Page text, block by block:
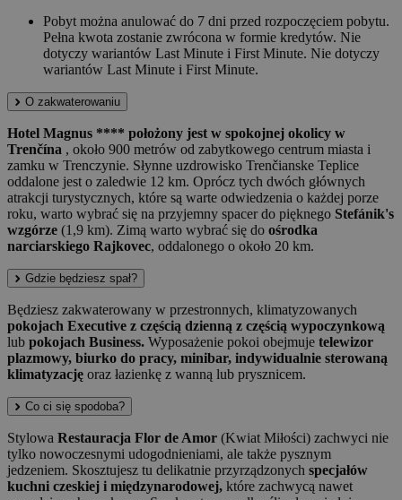
Pobyt można anulować do 7 dni przed rozpoczęciem pobytu.
Pełna kwota zostanie zwrócona w formie kredytów. Nie
dotyczy wariantów Last Minute i First Minute. Nie dotyczy
wariantów Last Minute i First Minute.
O zakwaterowaniu
Hotel Magnus **** położony jest w spokojnej okolicy w
Trenčína , około 900 metrów od zabytkowego centrum miasta i
zamku w Trenczynie. Słynne uzdrowisko Trenčianske Teplice
oddalone jest o zaledwie 12 km. Oprócz tych dwóch głównych
atrakcji turystycznych, które są warte odwiedzenia o każdej porze
roku, warto wybrać się na przyjemny spacer do pięknego Stefánik's
wzgórze (1,9 km). Zimą warto wybrać się do ośrodka
narciarskiego Rajkovec, oddalonego o około 20 km.
Gdzie będziesz spał?
Będziesz zakwaterowany w przestronnych, klimatyzowanych
pokojach Executive z częścią dzienną z częścią wypoczynkową
lub pokojach Business. Wyposażenie pokoi obejmuje telewizor
plazmowy, biurko do pracy, minibar, indywidualnie sterowaną
klimatyzację oraz łazienkę z wanną lub prysznicem.
Co ci się spodoba?
Stylowa Restauracja Flor de Amor (Kwiat Miłości) zachwyci nie
tylko nowoczesnymi udogodnieniami, ale także pysznym
jedzeniem. Skosztujesz tu delikatnie przyrządzonych specjałów
kuchni czeskiej i międzynarodowej, które zachwycą nawet